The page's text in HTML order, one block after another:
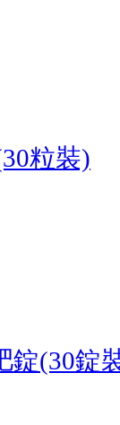
粒裝)
錠(30錠